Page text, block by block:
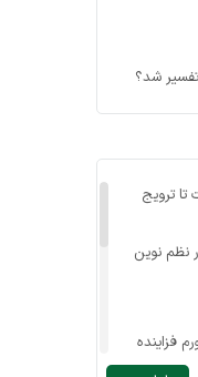
شد؟
تا ترویج
نظم نوین
فزاینده